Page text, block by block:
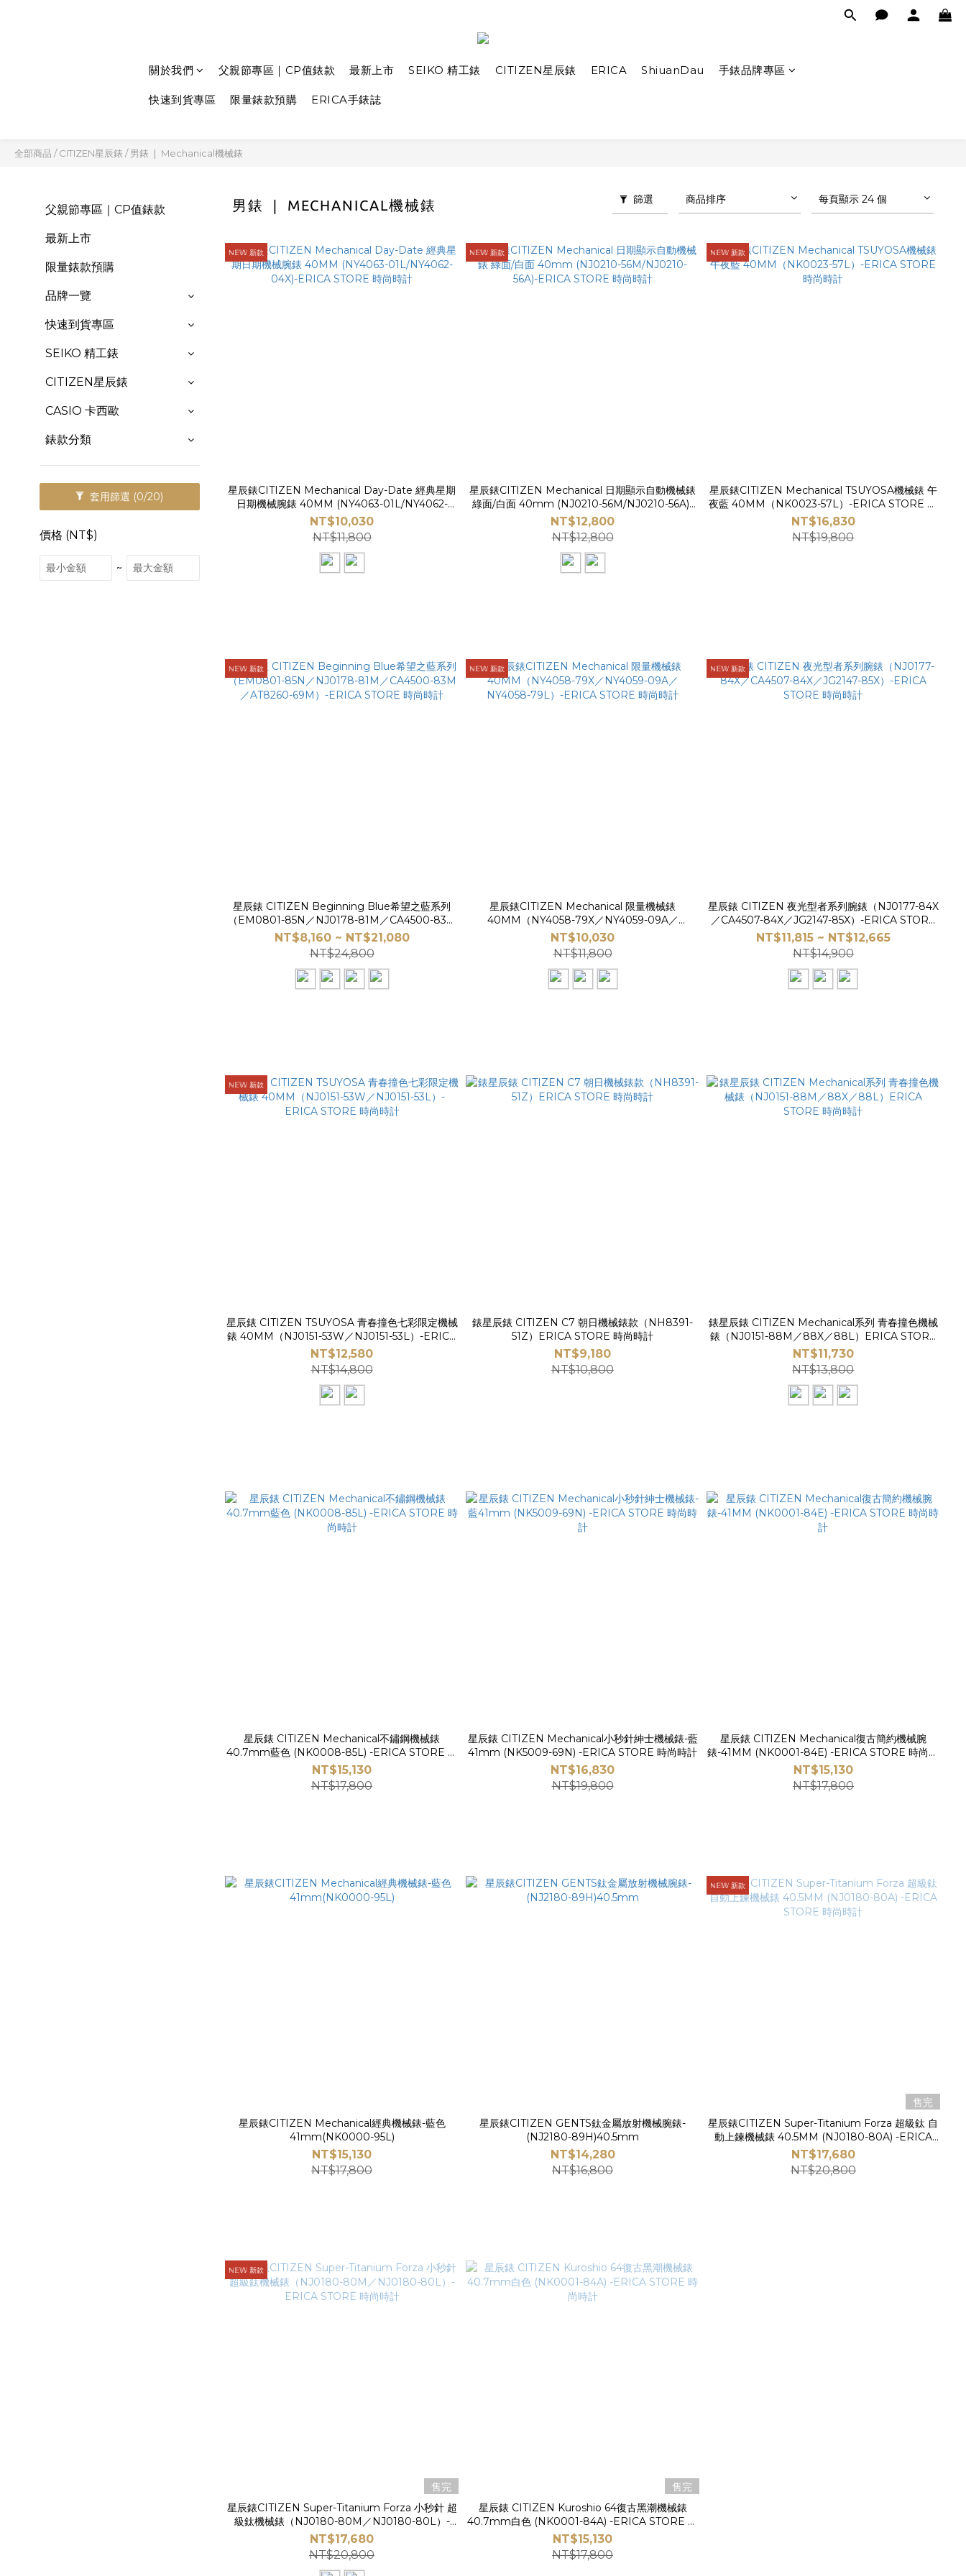
關於我們 父親節專區｜CP值錶款 最新上市 SEIKO 精工錶 CITIZEN星辰錶 ERICA ShiuanDau 手錶品牌專區
快速到貨專區 限量錶款預購 ERICA手錶誌
全部商品 /CITIZEN星辰錶 /男錶 ❘ Mechanical機械錶
父親節專區｜CP值錶款
最新上市
限量錶款預購
品牌一覽
快速到貨專區
SEIKO 精工錶
CITIZEN星辰錶
CASIO 卡西歐
錶款分類
套用篩選 (0/20)
價格 (NT$)
~
男錶 ❘ MECHANICAL機械錶 篩選 商品排序 每頁顯示 24 個
ℕ𝔼𝕎 新款
星辰錶CITIZEN Mechanical Day-Date 經典星期
日期機械腕錶 40MM (NY4063-01L/NY4062-
04X)-ERICA STORE 時尚時計
NT$10,030
NT$11,800
ℕ𝔼𝕎 新款
星辰錶CITIZEN Mechanical 日期顯示自動機械錶
綠面/白面 40mm (NJ0210-56M/NJ0210-56A)-
ERICA STORE 時尚時計
NT$12,800
NT$12,800
ℕ𝔼𝕎 新款
星辰錶CITIZEN Mechanical TSUYOSA機械錶 午
夜藍 40MM（NK0023-57L）-ERICA STORE 時
尚時計
NT$16,830
NT$19,800
ℕ𝔼𝕎 新款
星辰錶 CITIZEN Beginning Blue希望之藍系列
（EM0801-85N／NJ0178-81M／CA4500-83M
／AT8260-69M）-ERICA STORE 時尚時計
NT$8,160 ~ NT$21,080
NT$24,800
ℕ𝔼𝕎 新款
星辰錶CITIZEN Mechanical 限量機械錶
40MM（NY4058-79X／NY4059-09A／
NY4058-79L）-ERICA STORE 時尚時計
NT$10,030
NT$11,800
ℕ𝔼𝕎 新款
星辰錶 CITIZEN 夜光型者系列腕錶（NJ0177-84X
／CA4507-84X／JG2147-85X）-ERICA STORE
時尚時計
NT$11,815 ~ NT$12,665
NT$14,900
ℕ𝔼𝕎 新款
星辰錶 CITIZEN TSUYOSA 青春撞色七彩限定機械
錶 40MM（NJ0151-53W／NJ0151-53L）-ERICA
STORE 時尚時計
NT$12,580
NT$14,800
錶星辰錶 CITIZEN C7 朝日機械錶款（NH8391-
51Z）ERICA STORE 時尚時計
NT$9,180
NT$10,800
錶星辰錶 CITIZEN Mechanical系列 青春撞色機械
錶（NJ0151-88M／88X／88L）ERICA STORE
時尚時計
NT$11,730
NT$13,800
星辰錶 CITIZEN Mechanical不鏽鋼機械錶
40.7mm藍色 (NK0008-85L) -ERICA STORE 時
尚時計
NT$15,130
NT$17,800
星辰錶 CITIZEN Mechanical小秒針紳士機械錶-藍
41mm (NK5009-69N) -ERICA STORE 時尚時計
NT$16,830
NT$19,800
星辰錶 CITIZEN Mechanical復古簡約機械腕
錶-41MM (NK0001-84E) -ERICA STORE 時尚時
計
NT$15,130
NT$17,800
星辰錶CITIZEN Mechanical經典機械錶-藍色
41mm(NK0000-95L)
NT$15,130
NT$17,800
星辰錶CITIZEN GENTS鈦金屬放射機械腕錶-
(NJ2180-89H)40.5mm
NT$14,280
NT$16,800
ℕ𝔼𝕎 新款
售完
星辰錶CITIZEN Super-Titanium Forza 超級鈦 自
動上鍊機械錶 40.5MM (NJ0180-80A) -ERICA
STORE 時尚時計
NT$17,680
NT$20,800
ℕ𝔼𝕎 新款
售完
星辰錶CITIZEN Super-Titanium Forza 小秒針 超
級鈦機械錶（NJ0180-80M／NJ0180-80L）-
ERICA STORE 時尚時計
NT$17,680
NT$20,800
售完
星辰錶 CITIZEN Kuroshio 64復古黑潮機械錶
40.7mm白色 (NK0001-84A) -ERICA STORE 時
尚時計
NT$15,130
NT$17,800